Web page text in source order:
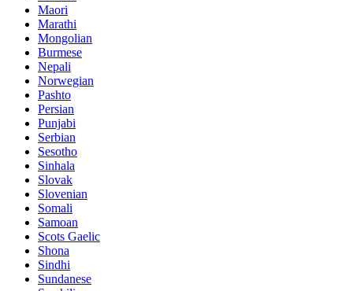
Maori
Marathi
Mongolian
Burmese
Nepali
Norwegian
Pashto
Persian
Punjabi
Serbian
Sesotho
Sinhala
Slovak
Slovenian
Somali
Samoan
Scots Gaelic
Shona
Sindhi
Sundanese